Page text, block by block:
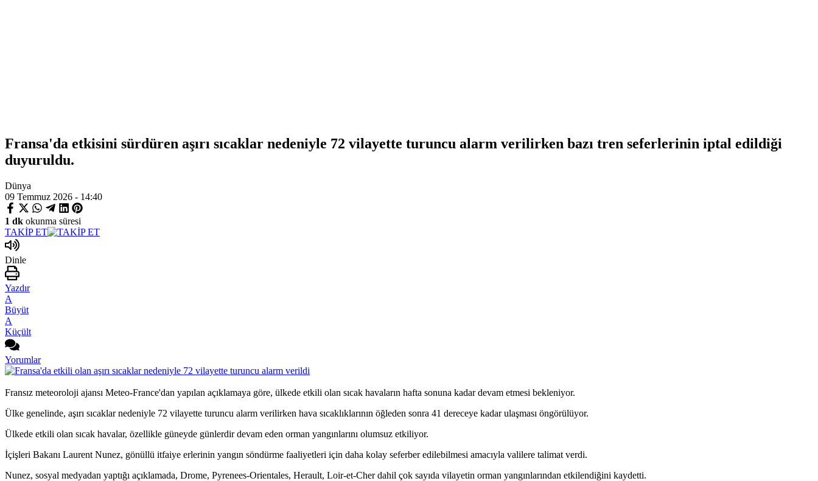
Fransa'da etkisini sürdüren aşırı sıcaklar nedeniyle 72 vilayette turuncu alarm verilirken bazı tren seferlerinin iptal edildiği
duyuruldu.
Dünya
09 Temmuz 2026 - 14:40
1 dk okunma süresi
TAKİP ET
Dinle
Yazdır
A
Büyüt
A
Küçült
Yorumlar
Fransız meteoroloji ajansı Meteo-France'dan yapılan açıklamaya göre, ülkede etkili olan sıcak havaların hafta sonuna kadar devam etmesi bekleniyor.
Ülke genelinde, aşırı sıcaklar nedeniyle 72 vilayette turuncu alarm verilirken hava sıcaklıklarının öğleden sonra 41 dereceye kadar ulaşması öngörülüyor.
Ülkede etkili olan sıcak havalar, özellikle güneyde günlerdir devam eden orman yangınlarını olumsuz etkiliyor.
İçişleri Bakanı Laurent Nunez, gönüllü itfaiye erlerinin yangın söndürme faaliyetleri için daha kolay seferber edilebilmesi amacıyla valilere talimat verdi.
Nunez, sosyal medyadan yaptığı açıklamada, Drome, Pyrenees-Orientales, Herault, Loir-et-Cher dahil çok sayıda vilayetin orman yangınlarından etkilendiğini kaydetti.